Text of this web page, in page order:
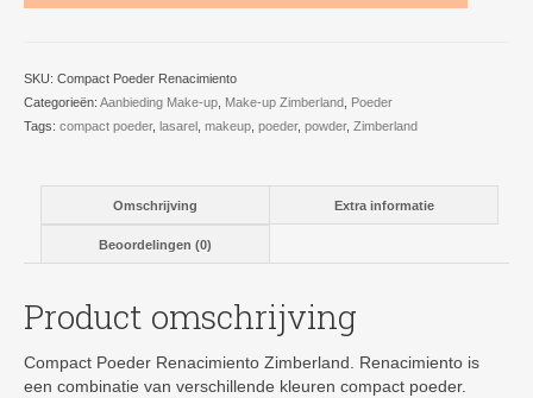
SKU: Compact Poeder Renacimiento
Categorieën: Aanbieding Make-up Make-up Zimberland Poeder
Tags: compact poeder, lasarel makeup poeder, powder, Zimberland
Omschrijving Extra informatie
Beoordelingen (0)
Product omschrijving
Compact Poeder Renacimiento Zimberland. Renacimiento is
een combinatie van verschillende kleuren compact poeder.